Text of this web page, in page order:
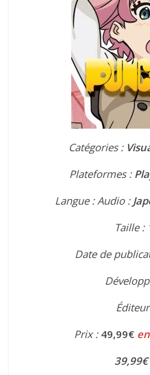
Catégories :
Plateformes :
Langue : Audio :
Taille :
Date de
Prix : 49,99€
39,99€